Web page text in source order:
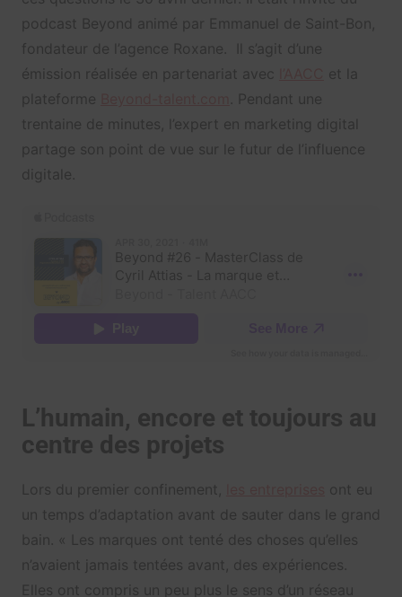
podcast Beyond animé par Emmanuel de Saint-Bon,
fondateur de l’agence Roxane. Il s’agit d’une
émission réalisée en partenariat avec
et la
plateforme
. Pendant une
trentaine de minutes, l’expert en marketing digital
partage son point de vue sur le futur de l’influence
digitale.
L’humain, encore et toujours au
centre des projets
Lors du premier confinement,
ont eu
un temps d’adaptation avant de sauter dans le grand
bain. « Les marques ont tenté des choses qu’elles
n’avaient jamais tentées avant, des expériences.
Elles ont compris un peu plus le sens d’un réseau